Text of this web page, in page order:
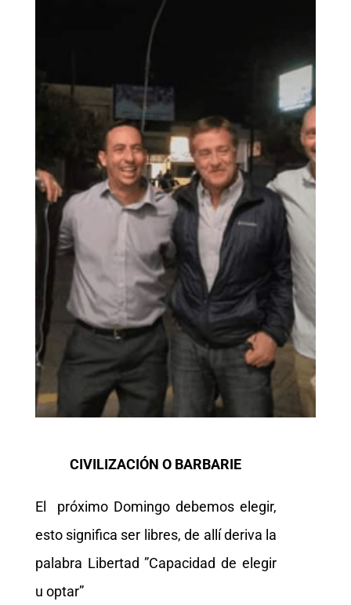
CIVILIZACIÓN O BARBARIE
El próximo Domingo debemos elegir,
esto significa ser libres, de allí deriva la
palabra Libertad ”Capacidad de elegir
u optar”